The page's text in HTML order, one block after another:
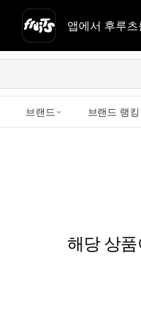
앱에서 후루
브랜드 브랜드 랭킹
해당 상